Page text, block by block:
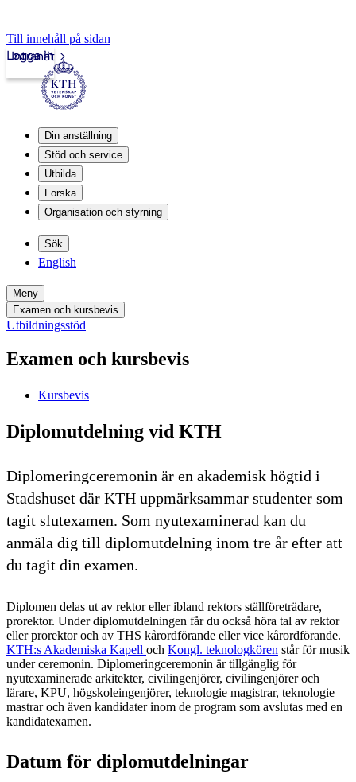
Till innehåll på sidan
Intranät
Logga in
Din anställning
Stöd och service
Utbilda
Forska
Organisation och styrning
Sök
English
Meny
Examen och kursbevis
Utbildningsstöd
Examen och kursbevis
Kursbevis
Diplomutdelning vid KTH
Diplomeringceremonin är en akademisk högtid i
Stadshuset där KTH uppmärksammar studenter som
tagit slutexamen. Som nyutexaminerad kan du
anmäla dig till diplomutdelning inom tre år efter att
du tagit din examen.
Diplomen delas ut av rektor eller ibland rektors ställföreträdare,
prorektor. Under diplomutdelningen får du också höra tal av rektor
eller prorektor och av THS kårordförande eller vice kårordförande.
KTH:s Akademiska Kapell och Kongl. teknologkören står för musik
under ceremonin. Diplomeringceremonin är tillgänglig för
nyutexaminerade arkitekter, civilingenjörer, civilingenjörer och
lärare, KPU, högskoleingenjörer, teknologie magistrar, teknologie
mastrar och även kandidater inom de program som avslutas med en
kandidatexamen.
Datum för diplomutdelningar